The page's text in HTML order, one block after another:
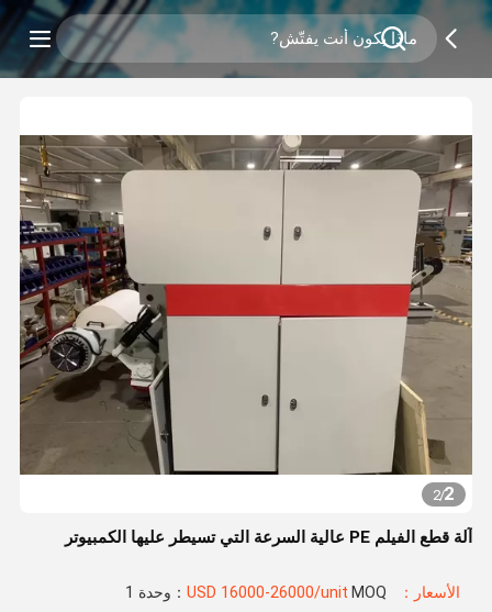
2
/
2
آلة قطع الفيلم PE عالية السرعة التي تسيطر عليها الكمبيوتر
الأسعار：USD 16000-26000/unit MOQ：وحدة 1